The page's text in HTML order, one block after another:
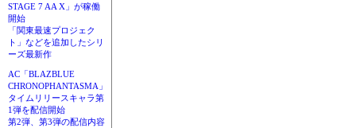
STAGE 7 AA X」が稼働
開始
「関東最速プロジェク
ト」などを追加したシリ
ーズ最新作
AC「BLAZBLUE
CHRONOPHANTASMA」
タイムリリースキャラ第
1弾を配信開始
第2弾、第3弾の配信内容